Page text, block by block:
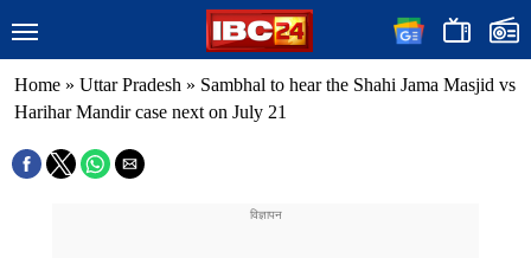
Home » Uttar Pradesh » Sambhal to hear the Shahi Jama Masjid vs
Harihar Mandir case next on July 21